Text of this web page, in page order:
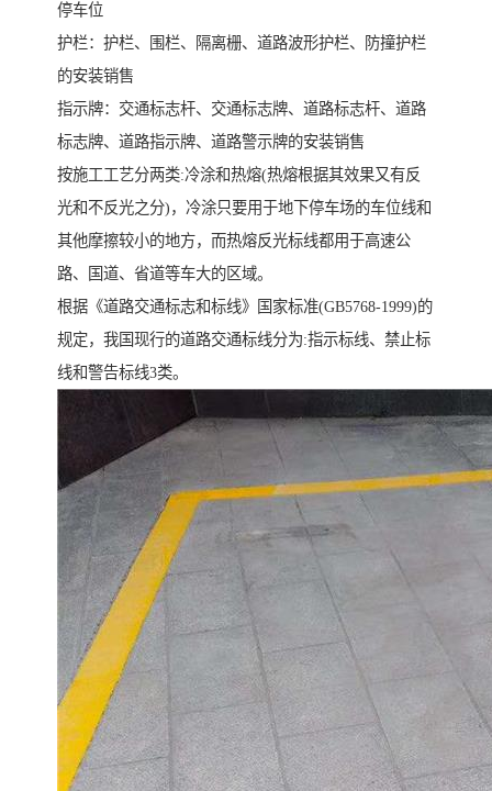
停车位
护栏：护栏、围栏、隔离栅、道路波形护栏、防撞护栏
的安装销售
指示牌：交通标志杆、交通标志牌、道路标志杆、道路
标志牌、道路指示牌、道路警示牌的安装销售
按施工工艺分两类:冷涂和热熔(热熔根据其效果又有反
光和不反光之分)，冷涂只要用于地下停车场的车位线和
其他摩擦较小的地方，而热熔反光标线都用于高速公
路、国道、省道等车大的区域。
根据《道路交通标志和标线》国家标准(GB5768-1999)的
规定，我国现行的道路交通标线分为:指示标线、禁止标
线和警告标线3类。